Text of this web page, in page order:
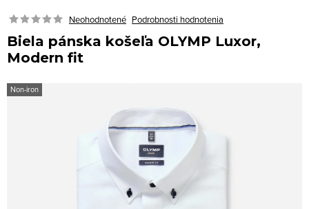
Neohodnotené Podrobnosti hodnotenia
Biela pánska košeľa OLYMP Luxor,
Modern fit
Non-iron